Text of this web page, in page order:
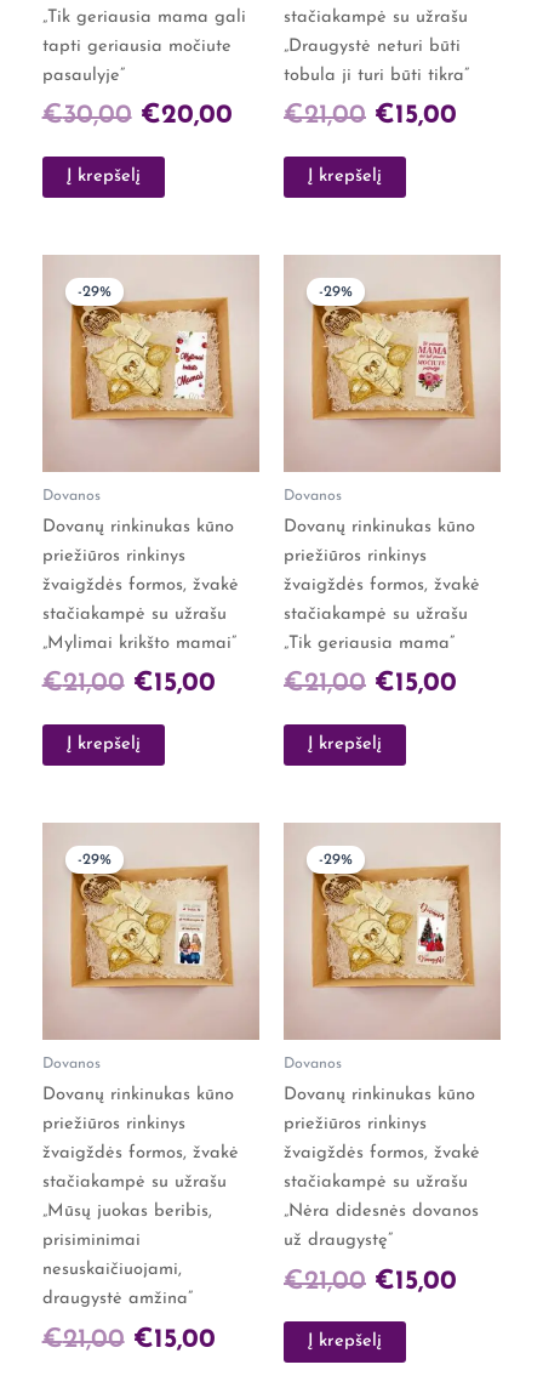
„Tik geriausia mama gali
tapti geriausia močiute
pasaulyje”
€30,00 €20,00
Į krepšelį
stačiakampė su užrašu
„Draugystė neturi būti
tobula ji turi būti tikra”
€21,00 €15,00
Į krepšelį
-29%
Dovanos
Dovanų rinkinukas kūno
priežiūros rinkinys
žvaigždės formos, žvakė
stačiakampė su užrašu
„Mylimai krikšto mamai”
€21,00
price
was:
€21,00.
€15,00
price
is:
€15,00.
Į krepšelį
-29%
Dovanos
Dovanų rinkinukas kūno
priežiūros rinkinys
žvaigždės formos, žvakė
stačiakampė su užrašu
„Tik geriausia mama”
€21,00
price
was:
€21,00.
€15,00
price
is:
€15,00.
Į krepšelį
-29%
Dovanos
Dovanų rinkinukas kūno
priežiūros rinkinys
žvaigždės formos, žvakė
stačiakampė su užrašu
„Mūsų juokas beribis,
prisiminimai
nesuskaičiuojami,
draugystė amžina”
€21,00
price
was:
€21,00.
€15,00
price
is:
€15,00.
-29%
Dovanos
Dovanų rinkinukas kūno
priežiūros rinkinys
žvaigždės formos, žvakė
stačiakampė su užrašu
„Nėra didesnės dovanos
už draugystę”
€21,00
price
was:
€21,00.
€15,00
price
is:
€15,00.
Į krepšelį